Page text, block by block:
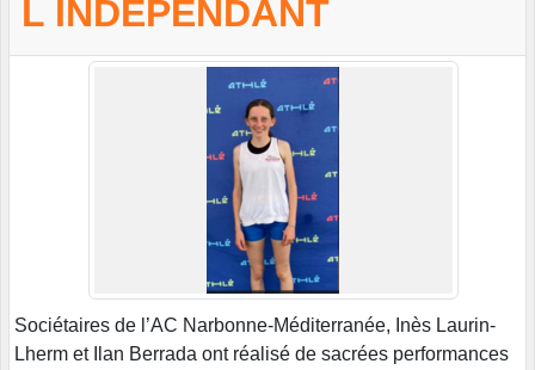
L INDÉPENDANT
Sociétaires de l’AC Narbonne-Méditerranée, Inès Laurin-
Lherm et Ilan Berrada ont réalisé de sacrées performances